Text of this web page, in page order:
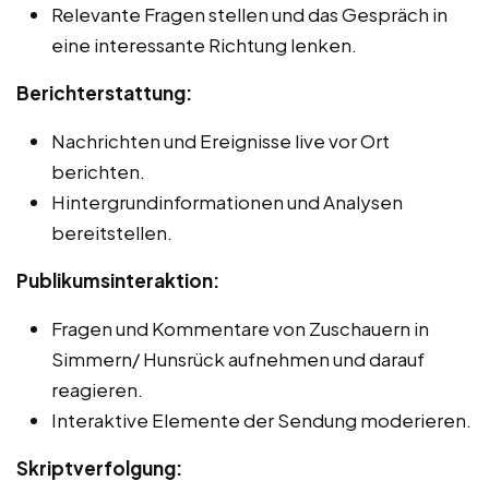
Relevante Fragen stellen und das Gespräch in
eine interessante Richtung lenken.
Berichterstattung:
Nachrichten und Ereignisse live vor Ort
berichten.
Hintergrundinformationen und Analysen
bereitstellen.
Publikumsinteraktion:
Fragen und Kommentare von Zuschauern in
Simmern/ Hunsrück aufnehmen und darauf
reagieren.
Interaktive Elemente der Sendung moderieren.
Skriptverfolgung: